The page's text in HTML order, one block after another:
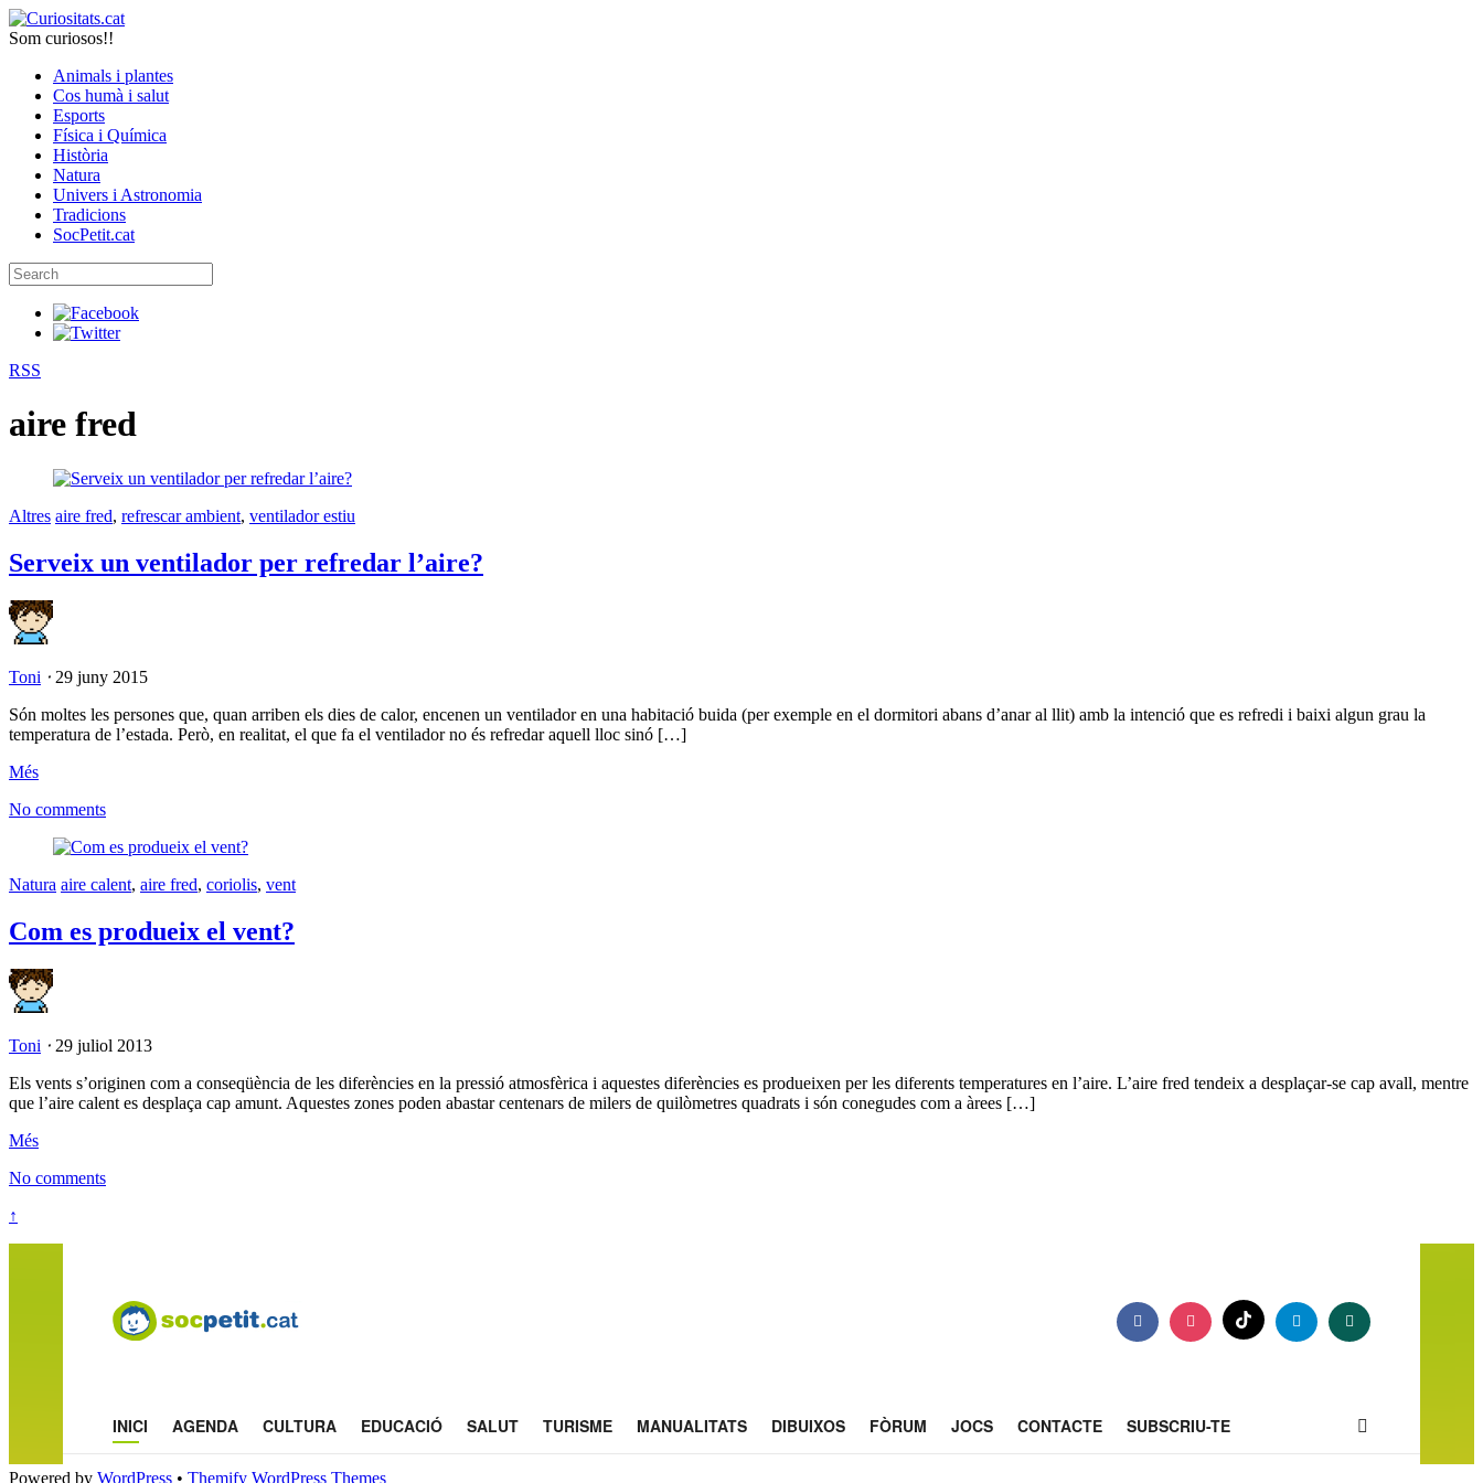
Som curiosos!!
Animals i plantes
Cos humà i salut
Esports
Física i Química
Història
Natura
Univers i Astronomia
Tradicions
SocPetit.cat
RSS
aire fred
Altres aire fred, refrescar ambient, ventilador estiu
Serveix un ventilador per refredar l’aire?
Toni ⋅ 29 juny 2015
Són moltes les persones que, quan arriben els dies de calor, encenen un ventilador en una habitació buida (per exemple en el dormitori abans d’anar al llit) amb la intenció que es refredi i baixi algun grau la
temperatura de l’estada. Però, en realitat, el que fa el ventilador no és refredar aquell lloc sinó […]
Més
No comments
Natura aire calent, aire fred, coriolis, vent
Com es produeix el vent?
Toni ⋅ 29 juliol 2013
Els vents s’originen com a conseqüència de les diferències en la pressió atmosfèrica i aquestes diferències es produeixen per les diferents temperatures en l’aire. L’aire fred tendeix a desplaçar-se cap avall, mentre
que l’aire calent es desplaça cap amunt. Aquestes zones poden abastar centenars de milers de quilòmetres quadrats i són conegudes com a àrees […]
Més
No comments
↑
Powered by WordPress • Themify WordPress Themes